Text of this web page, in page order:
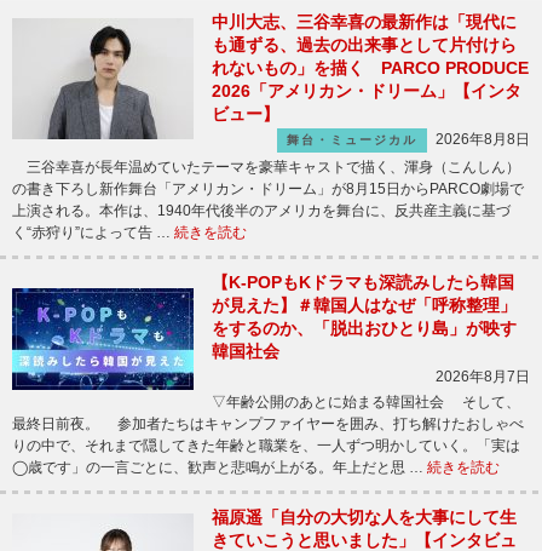
中川大志、三谷幸喜の最新作は「現代に
も通ずる、過去の出来事として片付けら
れないもの」を描く PARCO PRODUCE
2026「アメリカン・ドリーム」【インタ
ビュー】
舞台・ミュージカル
2026年8月8日
三谷幸喜が長年温めていたテーマを豪華キャストで描く、渾身（こんしん）
の書き下ろし新作舞台「アメリカン・ドリーム」が8月15日からPARCO劇場で
上演される。本作は、1940年代後半のアメリカを舞台に、反共産主義に基づ
く“赤狩り”によって告 … 続きを読む
【K-POPもKドラマも深読みしたら韓国
が見えた】＃韓国人はなぜ「呼称整理」
をするのか、「脱出おひとり島」が映す
韓国社会
2026年8月7日
▽年齢公開のあとに始まる韓国社会 そして、
最終日前夜。 参加者たちはキャンプファイヤーを囲み、打ち解けたおしゃべ
りの中で、それまで隠してきた年齢と職業を、一人ずつ明かしていく。「実は
◯歳です」の一言ごとに、歓声と悲鳴が上がる。年上だと思 … 続きを読む
福原遥「自分の大切な人を大事にして生
きていこうと思いました」【インタビュ